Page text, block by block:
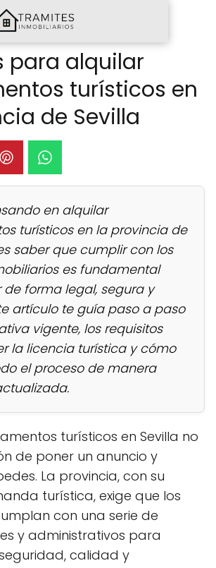
para alquilar
turísticos en
de Sevilla
en alquilar
turísticos en la provincia de
saber que cumplir con los
es fundamental
forma legal, segura y
artículo te guía paso a paso
vigente, los requisitos
la licencia turística y cómo
el proceso de manera
turísticos en Sevilla no
de poner un anuncio y
La provincia, con su
turística, exige que los
con una serie de
y administrativos para
calidad y